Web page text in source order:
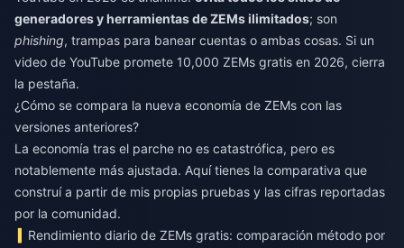
generadores y herramientas de ZEMs ilimitados; son
phishing, trampas para banear cuentas o ambas cosas. Si un
video de YouTube promete 10,000 ZEMs gratis en 2026, cierra
la pestaña.
¿Cómo se compara la nueva economía de ZEMs con las
versiones anteriores?
La economía tras el parche no es catastrófica, pero es
notablemente más ajustada. Aquí tienes la comparativa que
construí a partir de mis propias pruebas y las cifras reportadas
por la comunidad.
Rendimiento diario de ZEMs gratis: comparación método por